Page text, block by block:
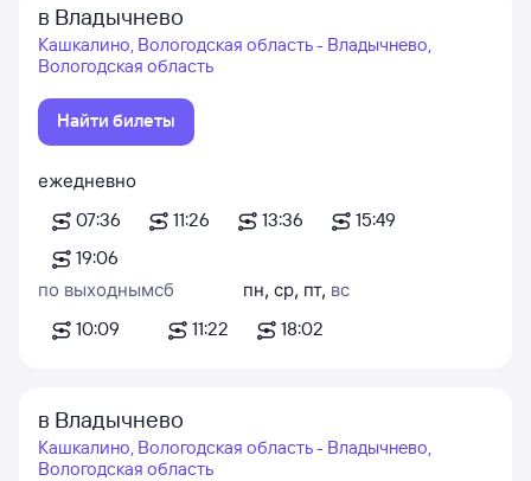
в Владычнево
Кашкалино, Вологодская область - Владычнево,
Вологодская область
Найти билеты
ежедневно
07:36
11:26 13:36
15:49
19:06
по выходным
10:09
сб
11:22
пн, ср, пт, вс
18:02
в Владычнево
Кашкалино, Вологодская область - Владычнево,
Вологодская область